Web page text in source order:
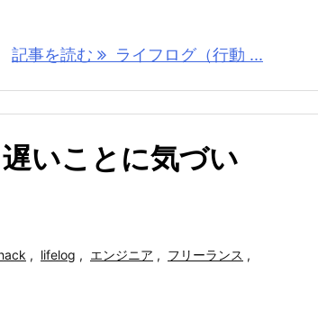
記事を読む
ライフログ（行動 ...
いことに気づい
, lifelog , エンジニア , フリーランス ,